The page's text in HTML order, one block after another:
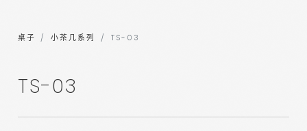
桌子 小茶几系列 TS-03
TS-03